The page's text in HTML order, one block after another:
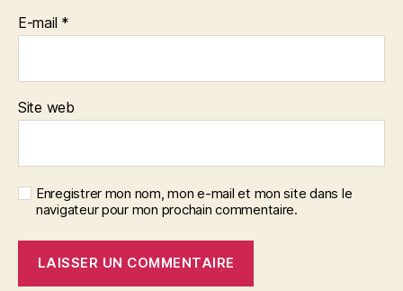
E-mail *
Site web
Enregistrer mon nom, mon e-mail et mon site dans le
navigateur pour mon prochain commentaire.